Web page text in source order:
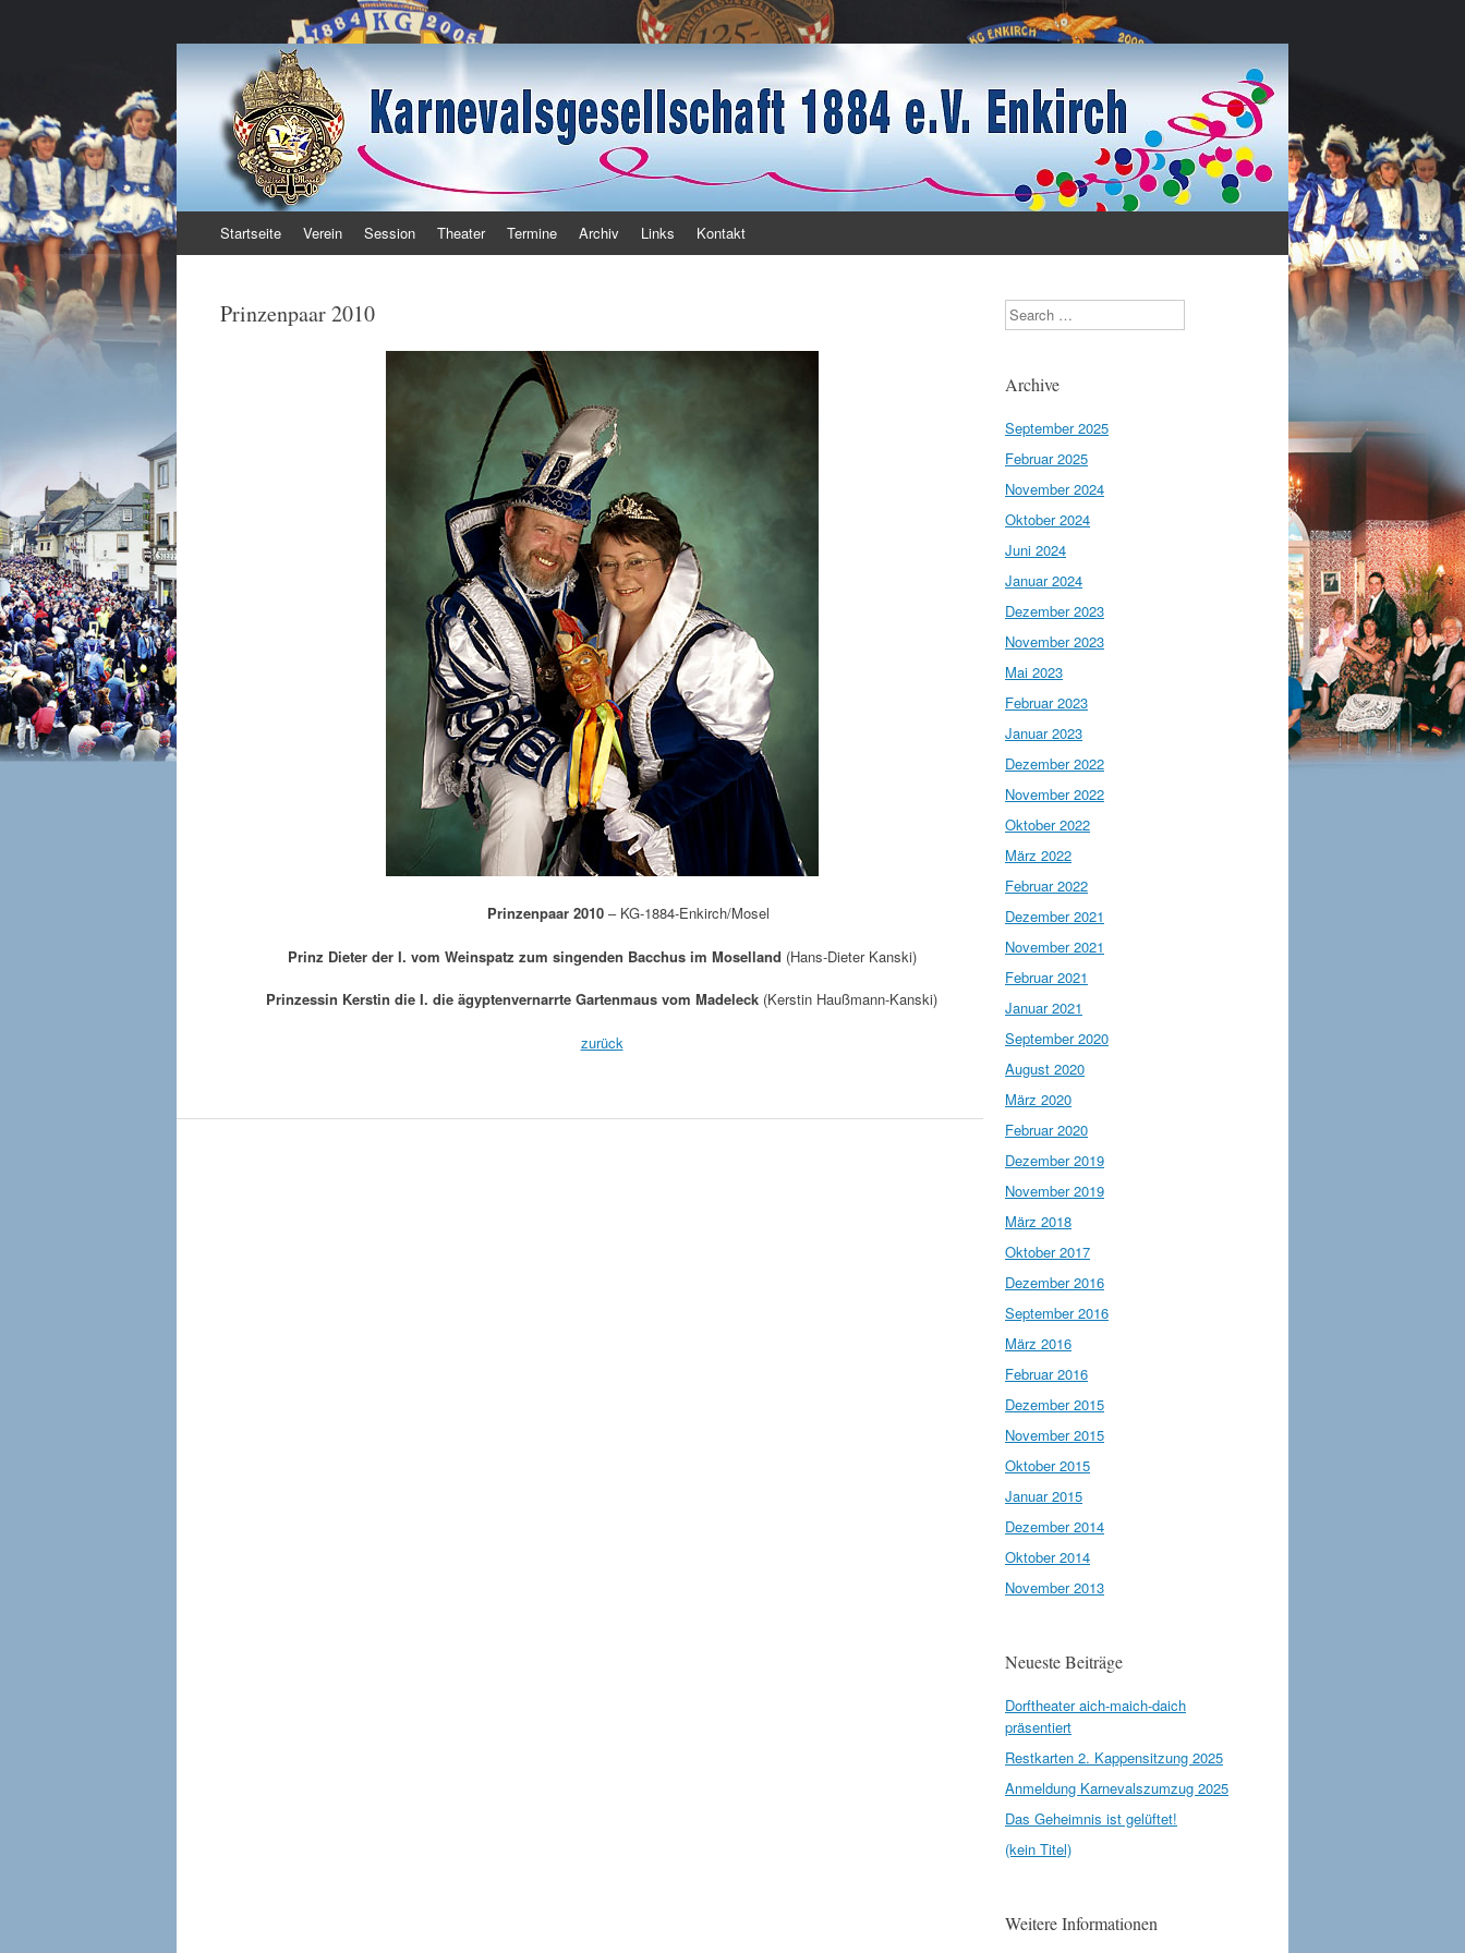
Karnevalsgesellschaft 1884 e.V.
Enkirch / Mosel
Zum Inhalt springen
Startseite Verein Session Theater Termine Archiv Links Kontakt
Prinzenpaar 2010
Prinzenpaar 2010 – KG-1884-Enkirch/Mosel
Prinz Dieter der I. vom Weinspatz zum singenden Bacchus im Moselland (Hans-Dieter Kanski)
Prinzessin Kerstin die I. die ägyptenvernarrte Gartenmaus vom Madeleck (Kerstin Haußmann-Kanski)
zurück
Search
Archive
September 2025
Februar 2025
November 2024
Oktober 2024
Juni 2024
Januar 2024
Dezember 2023
November 2023
Mai 2023
Februar 2023
Januar 2023
Dezember 2022
November 2022
Oktober 2022
März 2022
Februar 2022
Dezember 2021
November 2021
Februar 2021
Januar 2021
September 2020
August 2020
März 2020
Februar 2020
Dezember 2019
November 2019
März 2018
Oktober 2017
Dezember 2016
September 2016
März 2016
Februar 2016
Dezember 2015
November 2015
Oktober 2015
Januar 2015
Dezember 2014
Oktober 2014
November 2013
Neueste Beiträge
Dorftheater aich-maich-daich
präsentiert
Restkarten 2. Kappensitzung 2025
Anmeldung Karnevalszumzug 2025
Das Geheimnis ist gelüftet!
(kein Titel)
Weitere Informationen